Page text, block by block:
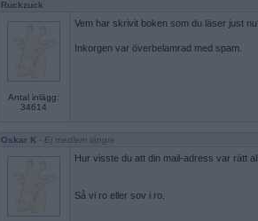
Ruckzuck
Antal inlägg:
34614
Vem har skrivit boken som du läser just
Inkorgen var överbelamrad med spam.
Oskar K - Ej medlem längre
Hur visste du att din mail-adress var rätt
Så vi ro eller sov i ro.